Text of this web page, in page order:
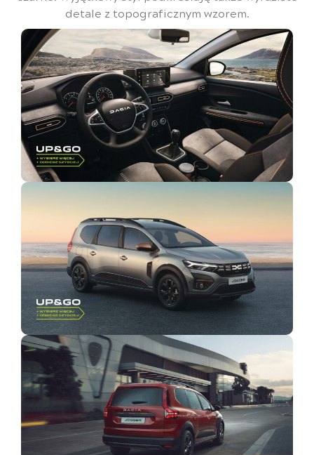
detale z topograficznym wzorem.